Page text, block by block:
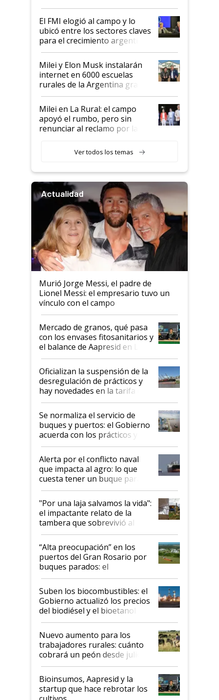
de Milei
El FMI elogió al campo y lo
ubicó entre los sectores claves
para el crecimiento argentino
Milei y Elon Musk instalarán
internet en 6000 escuelas
rurales de la Argentina gracias
a un acuerdo con Starlink
Milei en La Rural: el campo
apoyó el rumbo, pero sin
renunciar al reclamo por las
Ver todos los temas
Actualidad
Murió Jorge Messi, el padre de
Lionel Messi: el empresario tuvo un
vínculo con el campo
Mercado de granos, qué pasa
con los envases fitosanitarios y
el balance de Aapresid en La
Posta
Oficializan la suspensión de la
desregulación de prácticos y
hay novedades en la tarifa de
la hidrovía
Se normaliza el servicio de
buques y puertos: el Gobierno
acuerda con los prácticos y
suspende el decreto de
desregulación
Alerta por el conflicto naval
que impacta al agro: lo que
cuesta tener un buque parado
y el peligro de que Argentina
pase a ser "país sucio"
"Por una laja salvamos la vida":
el impactante relato de la
tambera que sobrevivió al
tornado
“Alta preocupación” en los
puertos del Gran Rosario por
buques parados: el
funcionamiento de las
exportadoras en tensión tras
la medida de fuerza de los
prácticos
Suben los biocombustibles: el
Gobierno actualizó los precios
del biodiésel y el bioetanol
Nuevo aumento para los
trabajadores rurales: cuánto
cobrará un peón desde julio
Bioinsumos, Aapresid y la
startup que hace rebrotar los